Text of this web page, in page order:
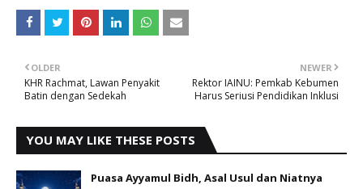
NEWER
Rektor IAINU: Pemkab Kebumen
Harus Seriusi Pendidikan Inklusi
OLDER
KHR Rachmat, Lawan Penyakit
Batin dengan Sedekah
YOU MAY LIKE THESE POSTS
Puasa Ayyamul Bidh, Asal Usul dan Niatnya